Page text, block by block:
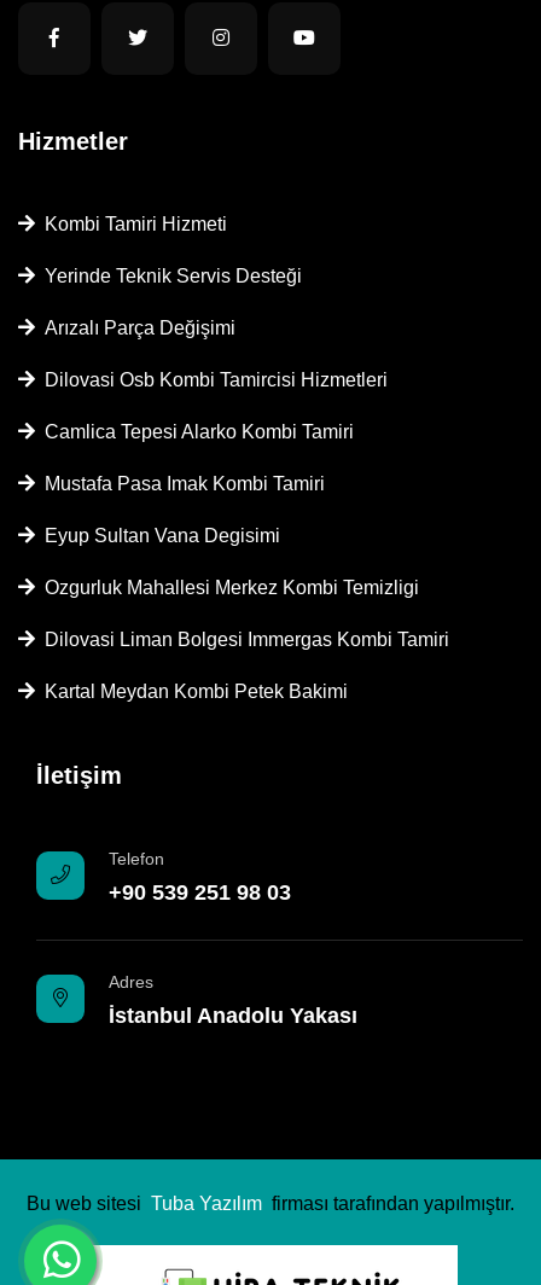
Hizmetler
Kombi Tamiri Hizmeti
Yerinde Teknik Servis Desteği
Arızalı Parça Değişimi
Dilovasi Osb Kombi Tamircisi Hizmetleri
Camlica Tepesi Alarko Kombi Tamiri
Mustafa Pasa Imak Kombi Tamiri
Eyup Sultan Vana Degisimi
Ozgurluk Mahallesi Merkez Kombi Temizligi
Dilovasi Liman Bolgesi Immergas Kombi Tamiri
Kartal Meydan Kombi Petek Bakimi
İletişim
Telefon
+90 539 251 98 03
Adres
İstanbul Anadolu Yakası
Bu web sitesi Tuba Yazılım firması tarafından yapılmıştır.